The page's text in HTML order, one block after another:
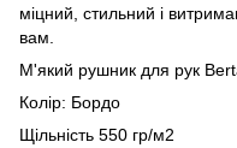
міцний, стильний і
вам.
М'який рушник для рук
Колір: Бордо
Щільність 550 гр/м2